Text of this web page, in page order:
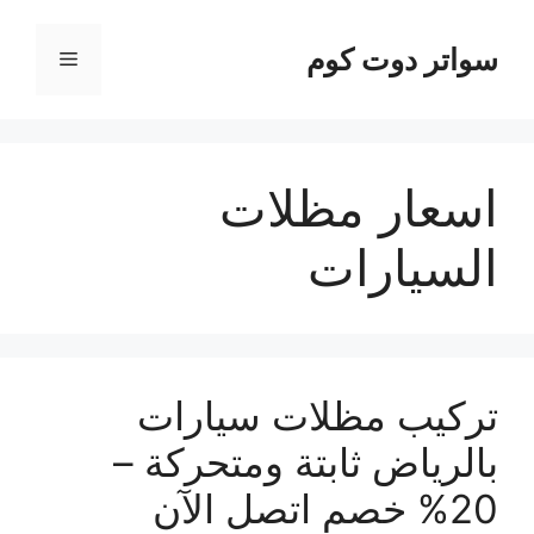
المحتوىسواتر دوت كوم القائمة
اسعار مظلات
السيارات
تركيب مظلات سيارات
بالرياض ثابتة ومتحركة –
20% خصم اتصل الآن